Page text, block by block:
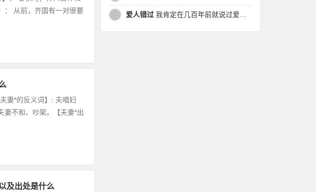
： 从前，齐国有一对很要
妻*的反义词】: 夫唱妇
妻不和、吵架。【夫妻*出
及出处是什么
爱人错过 我肯定在几百年前就说过爱你，只是你忘了，我也记不起。我肯定在几百年前就说过爱你，只是你忘了，我也记不起。 走过路过没遇过，回头转头还是错。你我不曾感受过，相撞在街口，相撞在街口。